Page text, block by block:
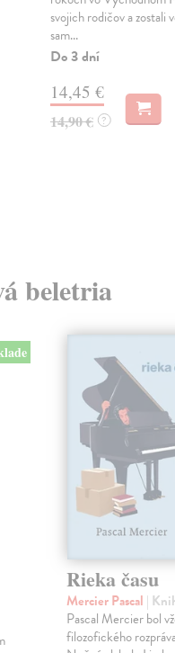
svojich rodičov a zostali
sam...
Do 3 dní
14,45 €
14,90 € ?
beletria
Rieka času
Mercier Pascal |
Pascal Mercier bol
filozofického